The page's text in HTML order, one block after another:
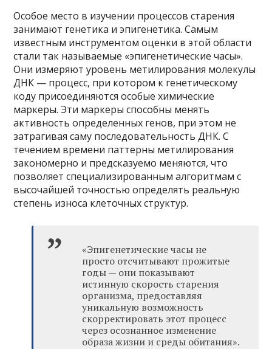
Особое место в изучении процессов старения
занимают генетика и эпигенетика. Самым
известным инструментом оценки в этой области
стали так называемые «эпигенетические часы».
Они измеряют уровень метилирования молекулы
ДНК — процесс, при котором к генетическому
коду присоединяются особые химические
маркеры. Эти маркеры способны менять
активность определенных генов, при этом не
затрагивая саму последовательность ДНК. С
течением времени паттерны метилирования
закономерно и предсказуемо меняются, что
позволяет специализированным алгоритмам с
высочайшей точностью определять реальную
степень износа клеточных структур.
«Эпигенетические часы не
просто отсчитывают прожитые
годы — они показывают
истинную скорость старения
организма, предоставляя
уникальную возможность
скорректировать этот процесс
через осознанное изменение
образа жизни и среды обитания».